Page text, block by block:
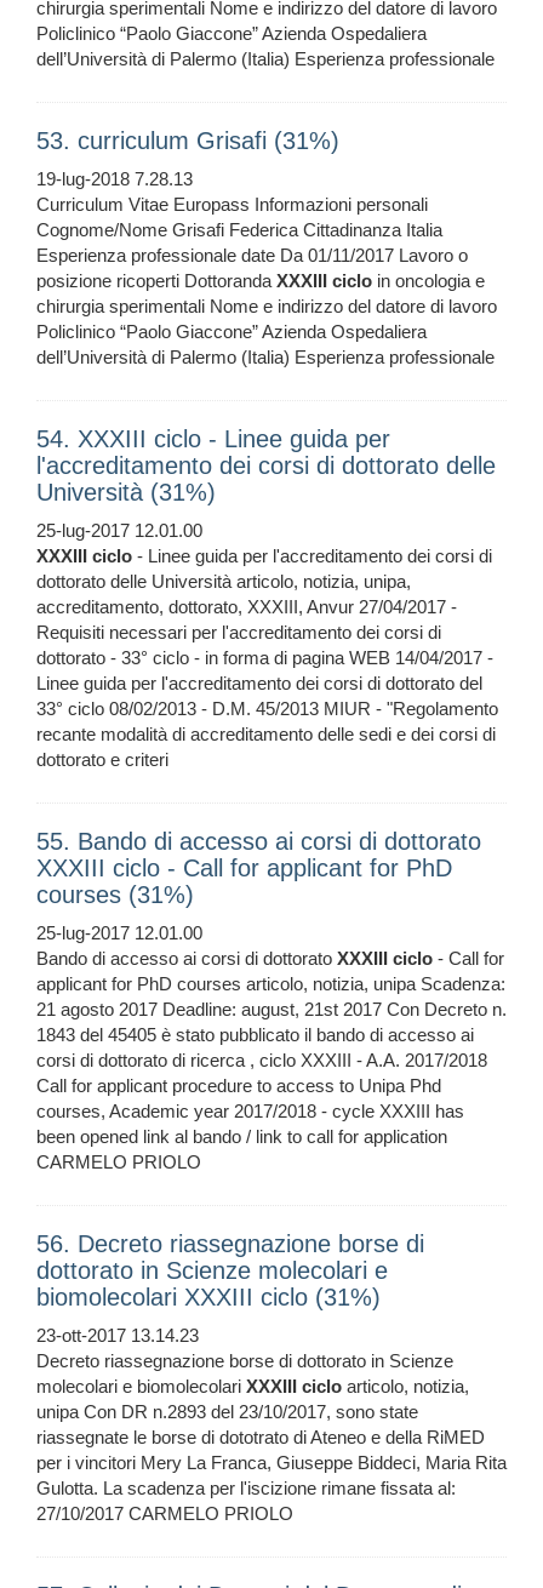
chirurgia sperimentali Nome e indirizzo del datore di lavoro
Policlinico “Paolo Giaccone” Azienda Ospedaliera
dell’Università di Palermo (Italia) Esperienza professionale
53. curriculum Grisafi (31%)
19-lug-2018 7.28.13
Curriculum Vitae Europass Informazioni personali
Cognome/Nome Grisafi Federica Cittadinanza Italia
Esperienza professionale date Da 01/11/2017 Lavoro o
posizione ricoperti DottorandaXXXIII ciclo in oncologia e
chirurgia sperimentali Nome e indirizzo del datore di lavoro
Policlinico “Paolo Giaccone” Azienda Ospedaliera
dell’Università di Palermo (Italia) Esperienza professionale
54. XXXIII ciclo - Linee guida per
l'accreditamento dei corsi di dottorato delle
Università (31%)
25-lug-2017 12.01.00
XXXIII ciclo - Linee guida per l'accreditamento dei corsi di
dottorato delle Università articolo, notizia, unipa,
accreditamento, dottorato, XXXIII, Anvur 27/04/2017 -
Requisiti necessari per l'accreditamento dei corsi di
dottorato - 33° ciclo - in forma di pagina WEB 14/04/2017 -
Linee guida per l'accreditamento dei corsi di dottorato del
33° ciclo 08/02/2013 - D.M. 45/2013 MIUR - "Regolamento
recante modalità di accreditamento delle sedi e dei corsi di
dottorato e criteri
55. Bando di accesso ai corsi di dottorato
XXXIII ciclo - Call for applicant for PhD
courses (31%)
25-lug-2017 12.01.00
Bando di accesso ai corsi di dottorato XXXIII ciclo - Call for
applicant for PhD courses articolo, notizia, unipa Scadenza:
21 agosto 2017 Deadline: august, 21st 2017 Con Decreto n.
1843 del 45405 è stato pubblicato il bando di accesso ai
corsi di dottorato di ricerca , ciclo XXXIII - A.A. 2017/2018
Call for applicant procedure to access to Unipa Phd
courses, Academic year 2017/2018 - cycle XXXIII has
been opened link al bando / link to call for application
CARMELO PRIOLO
56. Decreto riassegnazione borse di
dottorato in Scienze molecolari e
biomolecolari XXXIII ciclo (31%)
23-ott-2017 13.14.23
Decreto riassegnazione borse di dottorato in Scienze
molecolari e biomolecolari XXXIII ciclo articolo, notizia,
unipa Con DR n.2893 del 23/10/2017, sono state
riassegnate le borse di dototrato di Ateneo e della RiMED
per i vincitori Mery La Franca, Giuseppe Biddeci, Maria Rita
Gulotta. La scadenza per l'iscizione rimane fissata al:
27/10/2017 CARMELO PRIOLO